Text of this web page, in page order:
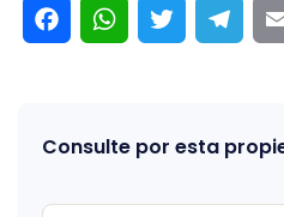
Consulte por esta